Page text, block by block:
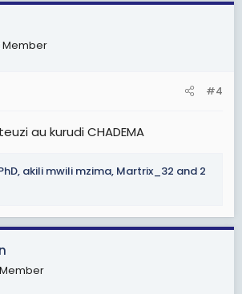
Member
#4
au kurudi CHADEMA
, akili mwili mzima, Martrix_32 and 2